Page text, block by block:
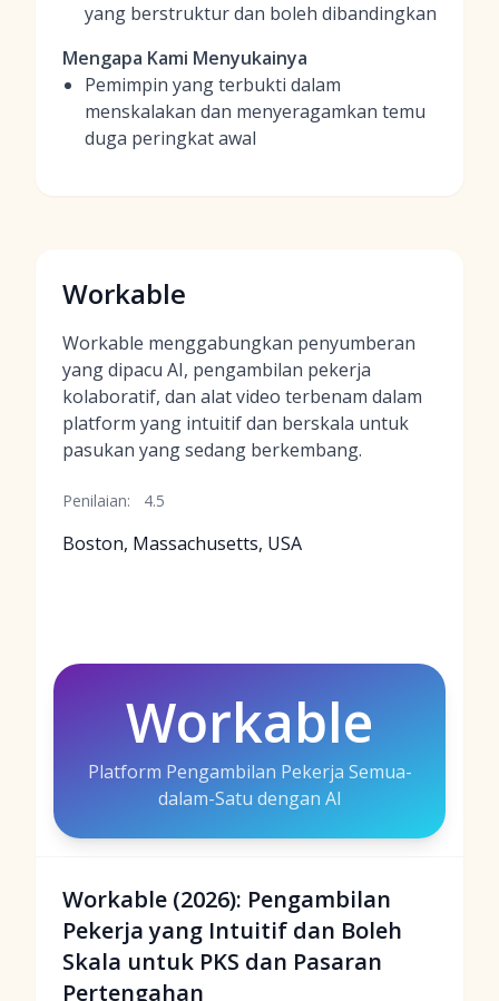
yang berstruktur dan boleh dibandingkan
Mengapa Kami Menyukainya
Pemimpin yang terbukti dalam
menskalakan dan menyeragamkan temu
duga peringkat awal
Workable
Workable menggabungkan penyumberan
yang dipacu AI, pengambilan pekerja
kolaboratif, dan alat video terbenam dalam
platform yang intuitif dan berskala untuk
pasukan yang sedang berkembang.
Penilaian: 4.5
Boston, Massachusetts, USA
Workable
Platform Pengambilan Pekerja Semua-
dalam-Satu dengan AI
Workable (2026): Pengambilan
Pekerja yang Intuitif dan Boleh
Skala untuk PKS dan Pasaran
Pertengahan